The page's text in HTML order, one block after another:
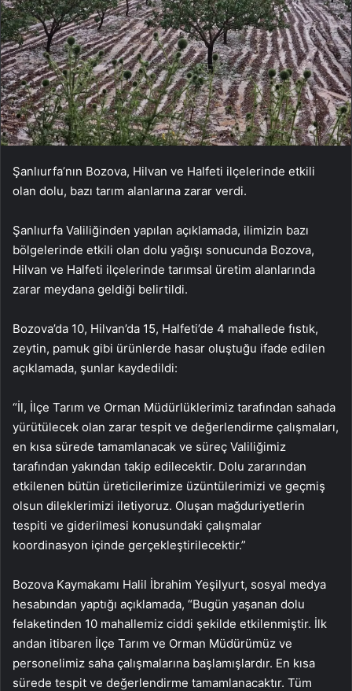
Şanlıurfa’nın Bozova, Hilvan ve Halfeti ilçelerinde etkili
olan dolu, bazı tarım alanlarına zarar verdi.
Şanlıurfa Valiliğinden yapılan açıklamada, ilimizin bazı
bölgelerinde etkili olan dolu yağışı sonucunda Bozova,
Hilvan ve Halfeti ilçelerinde tarımsal üretim alanlarında
zarar meydana geldiği belirtildi.
Bozova’da 10, Hilvan’da 15, Halfeti’de 4 mahallede fıstık,
zeytin, pamuk gibi ürünlerde hasar oluştuğu ifade edilen
açıklamada, şunlar kaydedildi:
“İl, İlçe Tarım ve Orman Müdürlüklerimiz tarafından sahada
yürütülecek olan zarar tespit ve değerlendirme çalışmaları,
en kısa sürede tamamlanacak ve süreç Valiliğimiz
tarafından yakından takip edilecektir. Dolu zararından
etkilenen bütün üreticilerimize üzüntülerimizi ve geçmiş
olsun dileklerimizi iletiyoruz. Oluşan mağduriyetlerin
tespiti ve giderilmesi konusundaki çalışmalar
koordinasyon içinde gerçekleştirilecektir.”
Bozova Kaymakamı Halil İbrahim Yeşilyurt, sosyal medya
hesabından yaptığı açıklamada, “Bugün yaşanan dolu
felaketinden 10 mahallemiz ciddi şekilde etkilenmiştir. İlk
andan itibaren İlçe Tarım ve Orman Müdürümüz ve
personelimiz saha çalışmalarına başlamışlardır. En kısa
sürede tespit ve değerlendirme tamamlanacaktır. Tüm